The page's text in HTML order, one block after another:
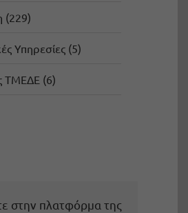
(229)
Υπηρεσίες (5)
ΤΜΕΔΕ (6)
στην πλατφόρμα της